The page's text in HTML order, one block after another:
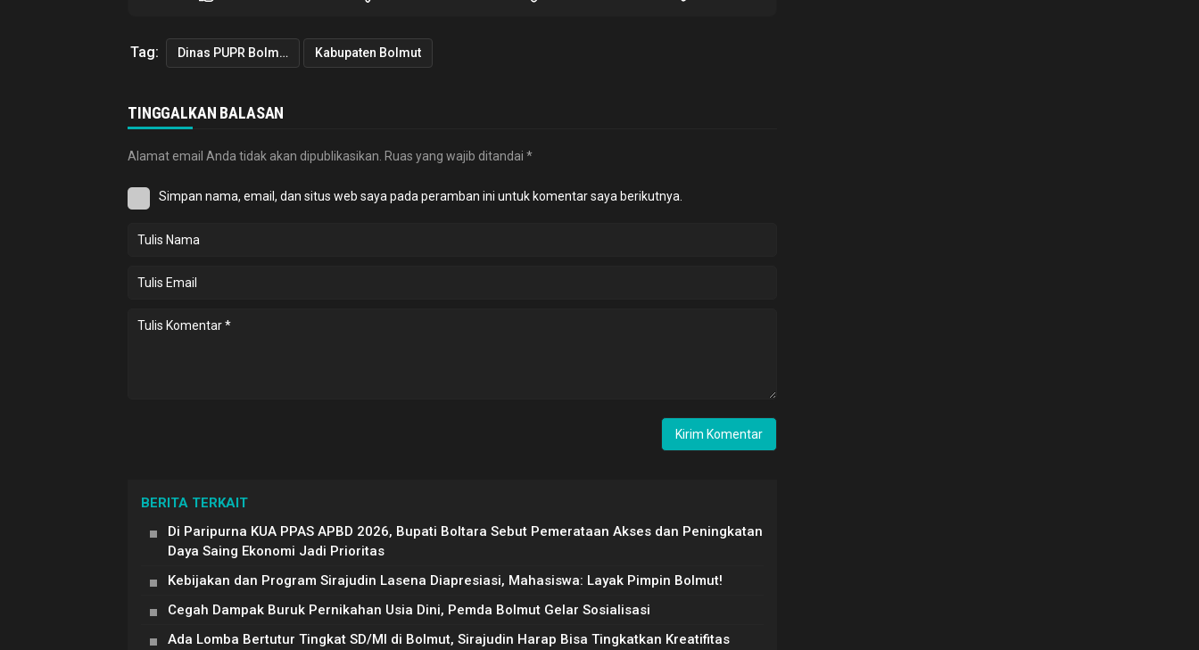
Tag: Dinas PUPR Bolmut Kabupaten Bolmut
TINGGALKAN BALASAN
Alamat email Anda tidak akan dipublikasikan. Ruas yang wajib ditandai *
Simpan nama, email, dan situs web saya pada peramban ini untuk komentar saya berikutnya.
BERITA TERKAIT
Di Paripurna KUA PPAS APBD 2026, Bupati Boltara Sebut Pemerataan Akses dan Peningkatan
Daya Saing Ekonomi Jadi Prioritas
Kebijakan dan Program Sirajudin Lasena Diapresiasi, Mahasiswa: Layak Pimpin Bolmut!
Cegah Dampak Buruk Pernikahan Usia Dini, Pemda Bolmut Gelar Sosialisasi
Ada Lomba Bertutur Tingkat SD/MI di Bolmut, Sirajudin Harap Bisa Tingkatkan Kreatifitas